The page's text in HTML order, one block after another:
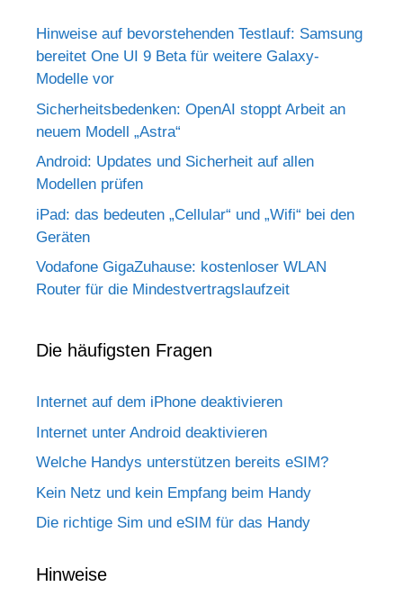
Hinweise auf bevorstehenden Testlauf: Samsung
bereitet One UI 9 Beta für weitere Galaxy-
Modelle vor
Sicherheitsbedenken: OpenAI stoppt Arbeit an
neuem Modell „Astra“
Android: Updates und Sicherheit auf allen
Modellen prüfen
iPad: das bedeuten „Cellular“ und „Wifi“ bei den
Geräten
Vodafone GigaZuhause: kostenloser WLAN
Router für die Mindestvertragslaufzeit
Die häufigsten Fragen
Internet auf dem iPhone deaktivieren
Internet unter Android deaktivieren
Welche Handys unterstützen bereits eSIM?
Kein Netz und kein Empfang beim Handy
Die richtige Sim und eSIM für das Handy
Hinweise